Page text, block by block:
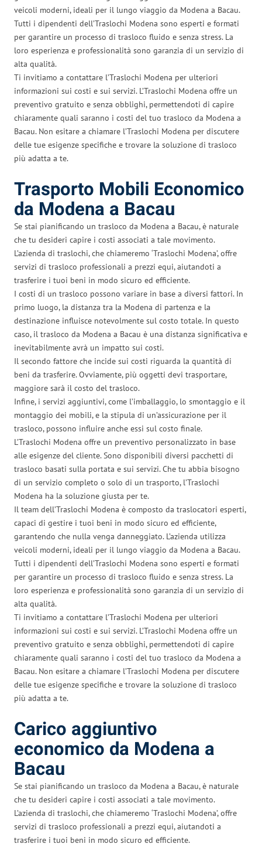
veicoli moderni, ideali per il lungo viaggio da Modena a Bacau.
Tutti i dipendenti dell’Traslochi Modena sono esperti e formati
per garantire un processo di trasloco fluido e senza stress. La
loro esperienza e professionalità sono garanzia di un servizio di
alta qualità.
Ti invitiamo a contattare l’Traslochi Modena per ulteriori
informazioni sui costi e sui servizi. L’Traslochi Modena offre un
preventivo gratuito e senza obblighi, permettendoti di capire
chiaramente quali saranno i costi del tuo trasloco da Modena a
Bacau. Non esitare a chiamare l’Traslochi Modena per discutere
delle tue esigenze specifiche e trovare la soluzione di trasloco
più adatta a te.
Trasporto Mobili Economico
da Modena a Bacau
Se stai pianificando un trasloco da Modena a Bacau, è naturale
che tu desideri capire i costi associati a tale movimento.
L’azienda di traslochi, che chiameremo ‘Traslochi Modena’, offre
servizi di trasloco professionali a prezzi equi, aiutandoti a
trasferire i tuoi beni in modo sicuro ed efficiente.
I costi di un trasloco possono variare in base a diversi fattori. In
primo luogo, la distanza tra la Modena di partenza e la
destinazione influisce notevolmente sul costo totale. In questo
caso, il trasloco da Modena a Bacau è una distanza significativa e
inevitabilmente avrà un impatto sui costi.
Il secondo fattore che incide sui costi riguarda la quantità di
beni da trasferire. Ovviamente, più oggetti devi trasportare,
maggiore sarà il costo del trasloco.
Infine, i servizi aggiuntivi, come l’imballaggio, lo smontaggio e il
montaggio dei mobili, e la stipula di un’assicurazione per il
trasloco, possono influire anche essi sul costo finale.
L’Traslochi Modena offre un preventivo personalizzato in base
alle esigenze del cliente. Sono disponibili diversi pacchetti di
trasloco basati sulla portata e sui servizi. Che tu abbia bisogno
di un servizio completo o solo di un trasporto, l’Traslochi
Modena ha la soluzione giusta per te.
Il team dell’Traslochi Modena è composto da traslocatori esperti,
capaci di gestire i tuoi beni in modo sicuro ed efficiente,
garantendo che nulla venga danneggiato. L’azienda utilizza
veicoli moderni, ideali per il lungo viaggio da Modena a Bacau.
Tutti i dipendenti dell’Traslochi Modena sono esperti e formati
per garantire un processo di trasloco fluido e senza stress. La
loro esperienza e professionalità sono garanzia di un servizio di
alta qualità.
Ti invitiamo a contattare l’Traslochi Modena per ulteriori
informazioni sui costi e sui servizi. L’Traslochi Modena offre un
preventivo gratuito e senza obblighi, permettendoti di capire
chiaramente quali saranno i costi del tuo trasloco da Modena a
Bacau. Non esitare a chiamare l’Traslochi Modena per discutere
delle tue esigenze specifiche e trovare la soluzione di trasloco
più adatta a te.
Carico aggiuntivo
economico da Modena a
Bacau
Se stai pianificando un trasloco da Modena a Bacau, è naturale
che tu desideri capire i costi associati a tale movimento.
L’azienda di traslochi, che chiameremo ‘Traslochi Modena’, offre
servizi di trasloco professionali a prezzi equi, aiutandoti a
trasferire i tuoi beni in modo sicuro ed efficiente.